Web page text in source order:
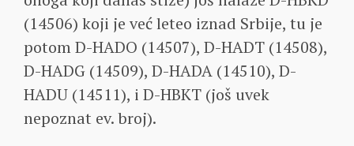
(14506) koji je već leteo iznad Srbije, tu je
potom D-HADO (14507), D-HADT (14508),
D-HADG (14509), D-HADA (14510), D-
HADU (14511), i D-HBKT (još uvek
nepoznat ev. broj).